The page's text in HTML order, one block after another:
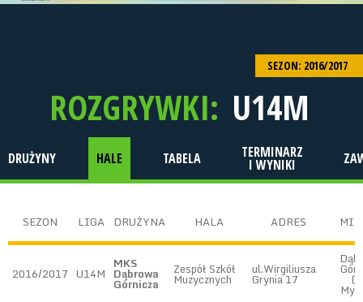
SEZON: 2016/2017
ROZGRYWKI: U14M
DRUŻYNY HALE TABELA TERMINARZ
I WYNIKI
SEZON LIGA DRUŻYNA HALA ADRES
2016/2017 U14M
MKS
Dąbrowa
Górnicza
Zespół Szkół
Muzycznych
ul.Wirgiliusza
Grynia 17